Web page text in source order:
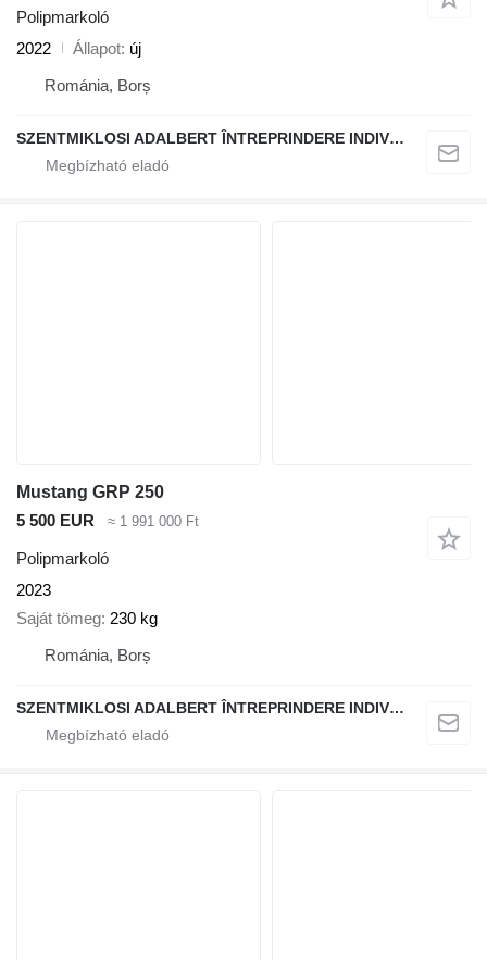
Polipmarkoló
2022
Állapot új
Románia, Borș
SZENTMIKLOSI ADALBERT ÎNTREPRINDERE INDIVIDUALĂ
Mustang GRP 250
5 500 EUR
≈ 1 991 000 Ft
Polipmarkoló
2023
Saját tömeg 230 kg
Románia, Borș
SZENTMIKLOSI ADALBERT ÎNTREPRINDERE INDIVIDUALĂ